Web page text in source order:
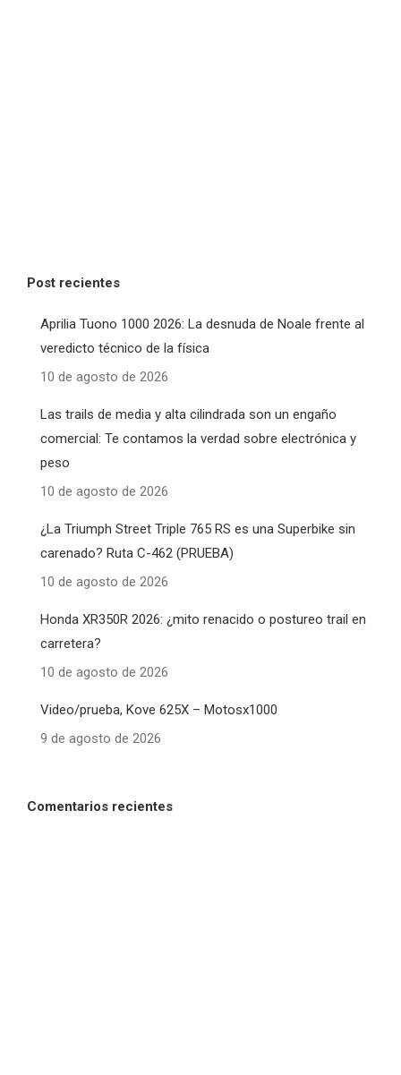
Post recientes
Aprilia Tuono 1000 2026: La desnuda de Noale frente al
veredicto técnico de la física
10 de agosto de 2026
Las trails de media y alta cilindrada son un engaño
comercial: Te contamos la verdad sobre electrónica y
peso
10 de agosto de 2026
¿La Triumph Street Triple 765 RS es una Superbike sin
carenado? Ruta C-462 (PRUEBA)
10 de agosto de 2026
Honda XR350R 2026: ¿mito renacido o postureo trail en
carretera?
10 de agosto de 2026
Video/prueba, Kove 625X – Motosx1000
9 de agosto de 2026
Comentarios recientes